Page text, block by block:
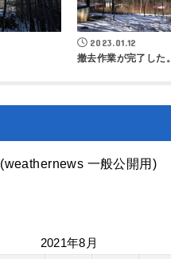
2023.01.12
撤去作業が完了した。
(weathernews 一般公開用)
2021年8月